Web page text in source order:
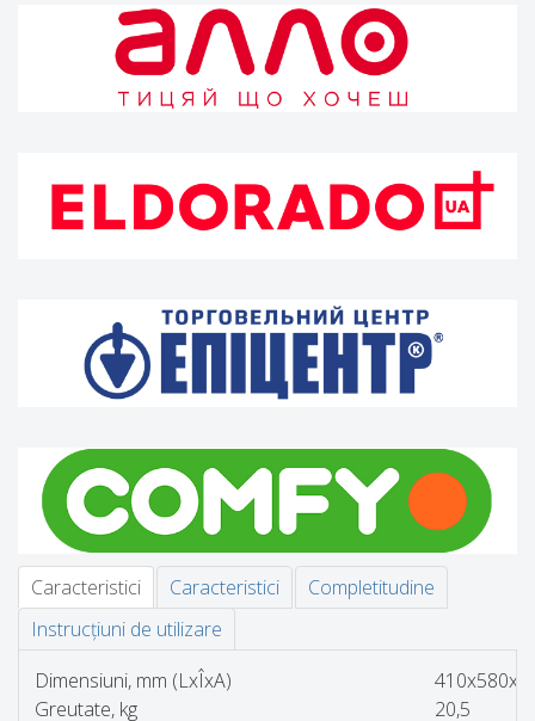
Caracteristici Caracteristici
Completitudine
Instrucțiuni de utilizare
Dimensiuni, mm (LxÎxA)
Greutate, kg
20,5